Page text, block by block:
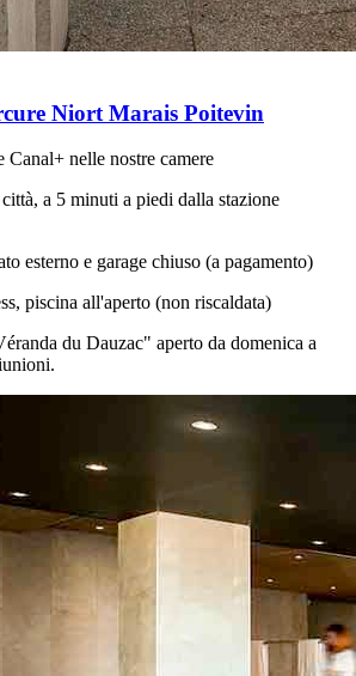
Niort Marais Poitevin
Canal+ nelle nostre camere
a 5 minuti a piedi dalla stazione
esterno e garage chiuso (a pagamento)
piscina all'aperto (non riscaldata)
du Dauzac" aperto da domenica a